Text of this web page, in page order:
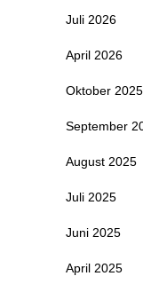
Juli 2026
April 2026
Oktober 2025
September
August 2025
Juli 2025
Juni 2025
April 2025